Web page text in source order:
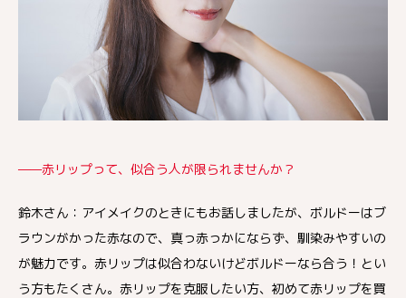
——赤リップって、似合う人が限られませんか？
鈴木さん：アイメイクのときにもお話しましたが、ボルドーはブ
ラウンがかった赤なので、真っ赤っかにならず、馴染みやすいの
が魅力です。赤リップは似合わないけどボルドーなら合う！とい
う方もたくさん。赤リップを克服したい方、初めて赤リップを買